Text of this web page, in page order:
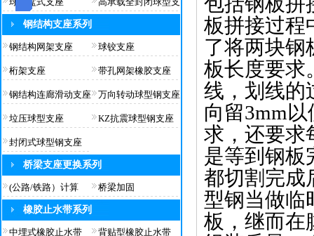
钢结构支座系列
钢结构网架支座 球铰支座
桁架支座 带孔网架橡胶支座
钢结构连廊滑动支座 万向转动球型钢支座
垃压球型支座 KZ抗震球型钢支座
封闭式球型钢支座
桥梁支座更换系列
(公路/铁路）计算 桥梁加固
橡胶止水带系列
中埋式橡胶止水带 背贴型橡胶止水带
板拼接过程
了将两块钢
板长度要求
线，划线的
向留3mm
求，还要求
是等到钢板
都切割完成
型钢当做临
板，继而在